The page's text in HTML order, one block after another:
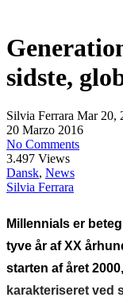
sidste,
Silvia Ferrara Mar 20,
20 Marzo 2016
No Comments
3.497 Views
Dansk, News
Silvia Ferrara
Millennials er
tyve år af XX
starten af året
karakteriseret ved